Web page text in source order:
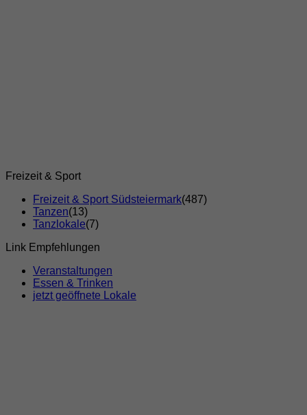
Freizeit & Sport
Freizeit & Sport Südsteiermark(487)
Tanzen(13)
Tanzlokale(7)
Link Empfehlungen
Veranstaltungen
Essen & Trinken
jetzt geöffnete Lokale